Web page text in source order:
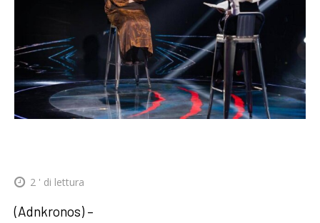
2 ' di lettura
(Adnkronos) –